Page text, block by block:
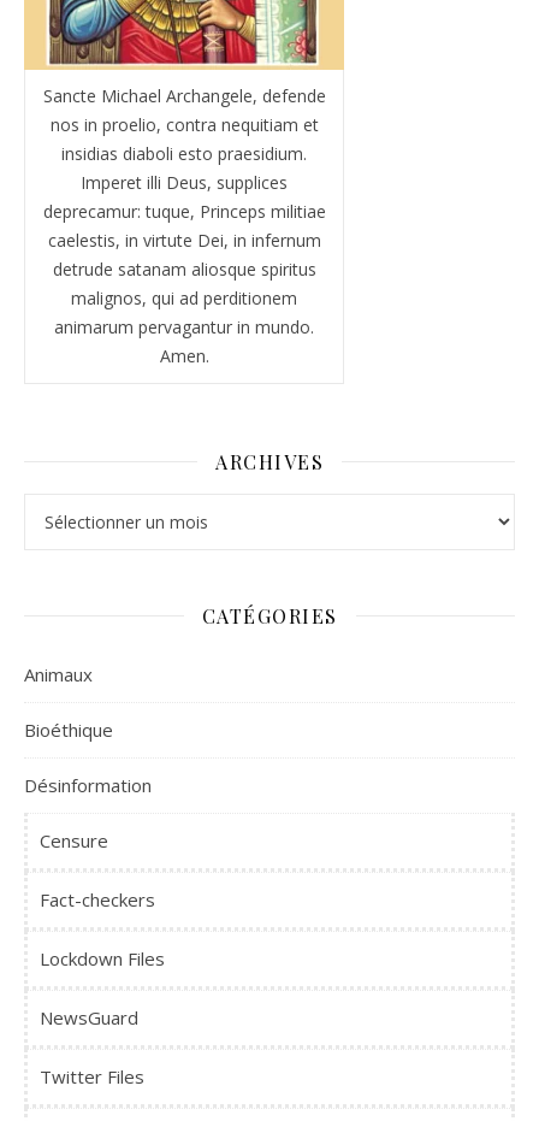
Sancte Michael Archangele, defende
nos in proelio, contra nequitiam et
insidias diaboli esto praesidium.
Imperet illi Deus, supplices
deprecamur: tuque, Princeps militiae
caelestis, in virtute Dei, in infernum
detrude satanam aliosque spiritus
malignos, qui ad perditionem
animarum pervagantur in mundo.
Amen.
ARCHIVES
CATÉGORIES
Animaux
Bioéthique
Désinformation
Censure
Fact-checkers
Lockdown Files
NewsGuard
Twitter Files